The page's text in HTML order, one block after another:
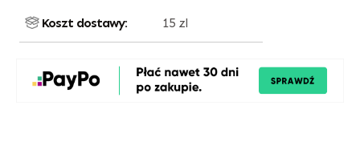
Koszt dostawy: 15 zl